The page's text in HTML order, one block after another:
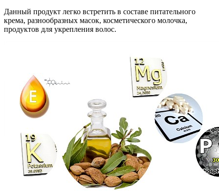
Данный продукт легко встретить в составе питательного
крема, разнообразных масок, косметического молочка,
продуктов для укрепления волос.